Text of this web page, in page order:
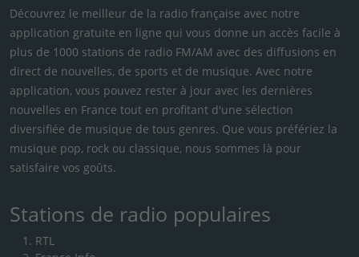
Découvrez le meilleur de la radio française avec notre
application gratuite en ligne qui vous donne un accès facile à
plus de 1000 stations de radio FM/AM avec des diffusions en
direct de nouvelles, de sports et de musique. Avec notre
application, vous pouvez rester à jour avec les dernières
nouvelles en France tout en profitant d'une sélection
diversifiée de musique de tous genres. Que vous préfériez la
musique pop, rock ou classique, nous sommes là pour
satisfaire vos goûts.
Stations de radio populaires
RTL